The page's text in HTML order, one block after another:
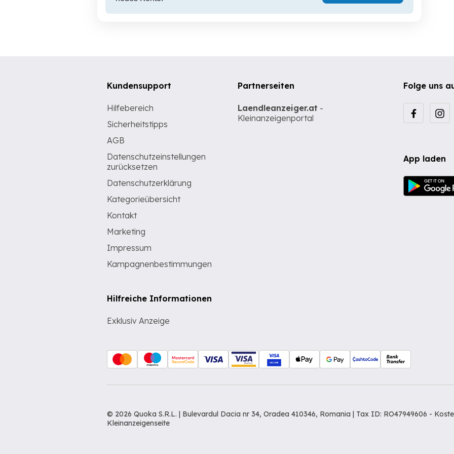
Folge uns
App laden
Kundensupport
Hilfebereich
Sicherheitstipps
AGB
Datenschutzeinstellungen
zurücksetzen
Datenschutzerklärung
Kategorieübersicht
Kontakt
Marketing
Impressum
Kampagnenbestimmungen
Hilfreiche Informationen
Exklusiv Anzeige
Partnerseiten
Laendleanzeiger.at -
Kleinanzeigenportal
© 2026 Quoka S.R.L. | Bulevardul Dacia nr 34, Oradea 410346, Romania | Tax ID: RO47949606 -
Kleinanzeigenseite